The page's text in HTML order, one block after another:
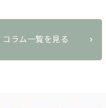
コラム一覧を見る